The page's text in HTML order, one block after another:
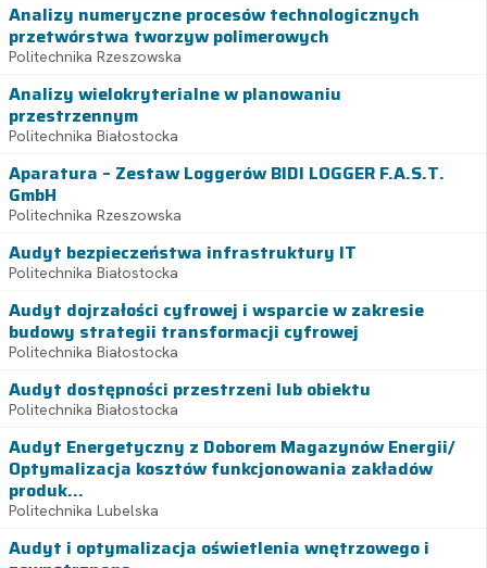
Analizy numeryczne procesów technologicznych
przetwórstwa tworzyw polimerowych
Politechnika Rzeszowska
Analizy wielokryterialne w planowaniu
przestrzennym
Politechnika Białostocka
Aparatura – Zestaw Loggerów BIDI LOGGER F.A.S.T.
GmbH
Politechnika Rzeszowska
Audyt bezpieczeństwa infrastruktury IT
Politechnika Białostocka
Audyt dojrzałości cyfrowej i wsparcie w zakresie
budowy strategii transformacji cyfrowej
Politechnika Białostocka
Audyt dostępności przestrzeni lub obiektu
Politechnika Białostocka
Audyt Energetyczny z Doborem Magazynów Energii/
Optymalizacja kosztów funkcjonowania zakładów
produk...
Politechnika Lubelska
Audyt i optymalizacja oświetlenia wnętrzowego i